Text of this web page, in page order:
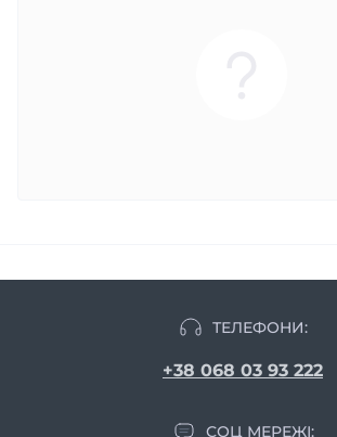
ТЕЛЕФОНИ:
+38 068 03 93 222
СОЦ МЕРЕЖІ: